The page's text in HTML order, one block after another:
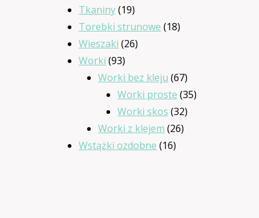
Tkaniny 1919
produktów
Torebki strunowe 1818
Wieszaki 2626
Worki 9393
produkty
Worki bez kleju 6767
produktów
Worki proste 3535
Worki skos 3232
Worki z klejem 2626
Wstążki ozdobne 1616